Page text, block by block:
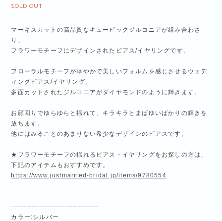
SOLD OUT
マーキスカットの高品質なキュービックジルコニアが組み合わさ
り、
フラワーモチーフにデザインされたピアス/イヤリングです。
フローラルモチーフが華やかで美しいフォルムを感じさせるウェデ
ィングピアス/イヤリング。
多面カットされたジルコニアがダイヤモンドのように輝きます。
お顔回りでゆらゆらと揺れて、キラキラとまばゆいばかりの輝きを
放ちます。
他にはみることのあまりない希少なデザインのピアスです。
★フラワーモチーフの揺れるピアス・イヤリングをお探しの方は、
下記のアイテムもおすすめです。
https://www.justmarried-bridal.jp/items/9780554
----------------------------------
カラー:シルバー